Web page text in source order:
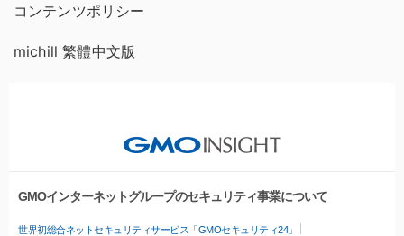
コンテンツポリシー
michill 繁體中文版
GMOインターネットグループのセキュリティ事業について
世界初総合ネットセキュリティサービス「GMOセキュリティ24」